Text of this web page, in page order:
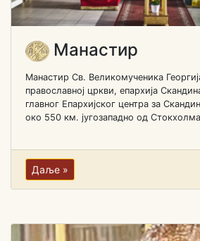
Манастир
Манастир Св. Великомученика
православној цркви, епархија
главног Епархијског центра за
око 550 км. југозападно од
Даље »